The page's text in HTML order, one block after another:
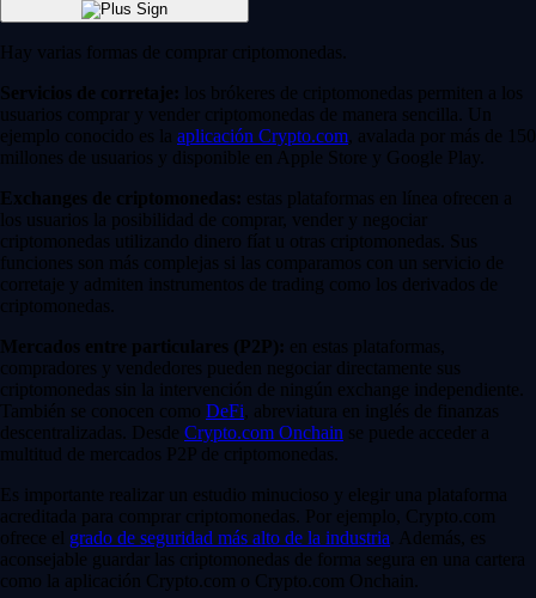
Hay varias formas de comprar criptomonedas.
Servicios de corretaje: los brókeres de criptomonedas permiten a los
usuarios comprar y vender criptomonedas de manera sencilla. Un
ejemplo conocido es la aplicación Crypto.com , avalada por más de 150
millones de usuarios y disponible en Apple Store y Google Play.
Exchanges de criptomonedas: estas plataformas en línea ofrecen a
los usuarios la posibilidad de comprar, vender y negociar
criptomonedas utilizando dinero fíat u otras criptomonedas. Sus
funciones son más complejas si las comparamos con un servicio de
corretaje y admiten instrumentos de trading como los derivados de
criptomonedas.
Mercados entre particulares (P2P): en estas plataformas,
compradores y vendedores pueden negociar directamente sus
criptomonedas sin la intervención de ningún exchange independiente.
También se conocen como DeFi , abreviatura en inglés de finanzas
descentralizadas. Desde Crypto.com Onchain se puede acceder a
multitud de mercados P2P de criptomonedas.
Es importante realizar un estudio minucioso y elegir una plataforma
acreditada para comprar criptomonedas. Por ejemplo, Crypto.com
ofrece el grado de seguridad más alto de la industria . Además, es
aconsejable guardar las criptomonedas de forma segura en una cartera
como la aplicación Crypto.com o Crypto.com Onchain.